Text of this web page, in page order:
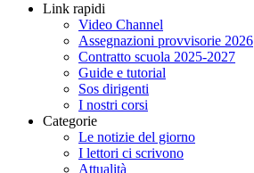
Link rapidi
Video Channel
Assegnazioni provvisorie 2026
Contratto scuola 2025-2027
Guide e tutorial
Sos dirigenti
I nostri corsi
Categorie
Le notizie del giorno
I lettori ci scrivono
Attualità